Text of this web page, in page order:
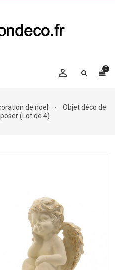
0

de noel
Objet déco de
(Lot de 4)